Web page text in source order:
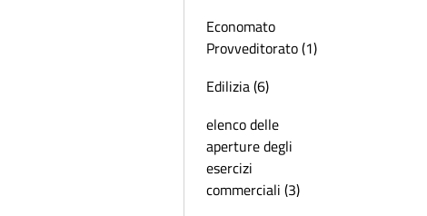
Economato
Provveditorato (1)
Edilizia (6)
elenco delle
aperture degli
esercizi
commerciali (3)